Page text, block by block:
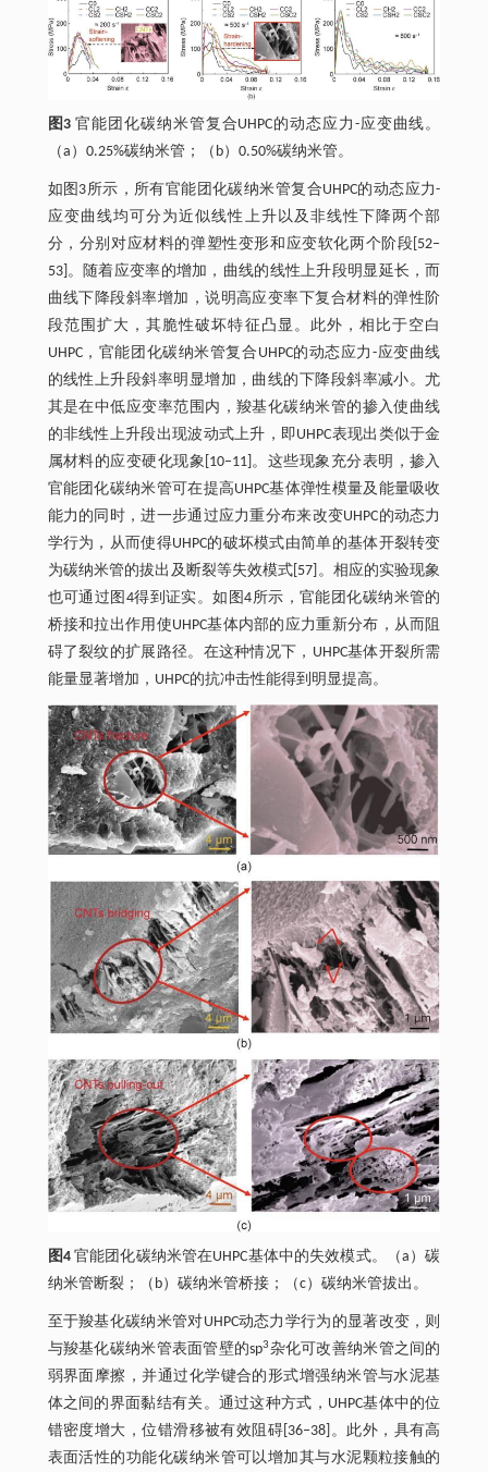
图3 官能团化碳纳米管复合UHPC的动态应力-应变曲线。
（a）0.25%碳纳米管；（b）0.50%碳纳米管。
如图3所示，所有官能团化碳纳米管复合UHPC的动态应力-
应变曲线均可分为近似线性上升以及非线性下降两个部
分，分别对应材料的弹塑性变形和应变软化两个阶段[52‒
53]。随着应变率的增加，曲线的线性上升段明显延长，而
曲线下降段斜率增加，说明高应变率下复合材料的弹性阶
段范围扩大，其脆性破坏特征凸显。此外，相比于空白
UHPC，官能团化碳纳米管复合UHPC的动态应力-应变曲线
的线性上升段斜率明显增加，曲线的下降段斜率减小。尤
其是在中低应变率范围内，羧基化碳纳米管的掺入使曲线
的非线性上升段出现波动式上升，即UHPC表现出类似于金
属材料的应变硬化现象[10‒11]。这些现象充分表明，掺入
官能团化碳纳米管可在提高UHPC基体弹性模量及能量吸收
能力的同时，进一步通过应力重分布来改变UHPC的动态力
学行为，从而使得UHPC的破坏模式由简单的基体开裂转变
为碳纳米管的拔出及断裂等失效模式[57]。相应的实验现象
也可通过图4得到证实。如图4所示，官能团化碳纳米管的
桥接和拉出作用使UHPC基体内部的应力重新分布，从而阻
碍了裂纹的扩展路径。在这种情况下，UHPC基体开裂所需
能量显著增加，UHPC的抗冲击性能得到明显提高。
图4官能团化碳纳米管在UHPC基体中的失效模式。（a）碳
纳米管断裂；（b）碳纳米管桥接；（c）碳纳米管拔出。
至于羧基化碳纳米管对UHPC动态力学行为的显著改变，则
与羧基化碳纳米管表面管壁的sp3杂化可改善纳米管之间的
弱界面摩擦，并通过化学键合的形式增强纳米管与水泥基
体之间的界面黏结有关。通过这种方式，UHPC基体中的位
错密度增大，位错滑移被有效阻碍[36‒38]。此外，具有高
表面活性的功能化碳纳米管可以增加其与水泥颗粒接触的